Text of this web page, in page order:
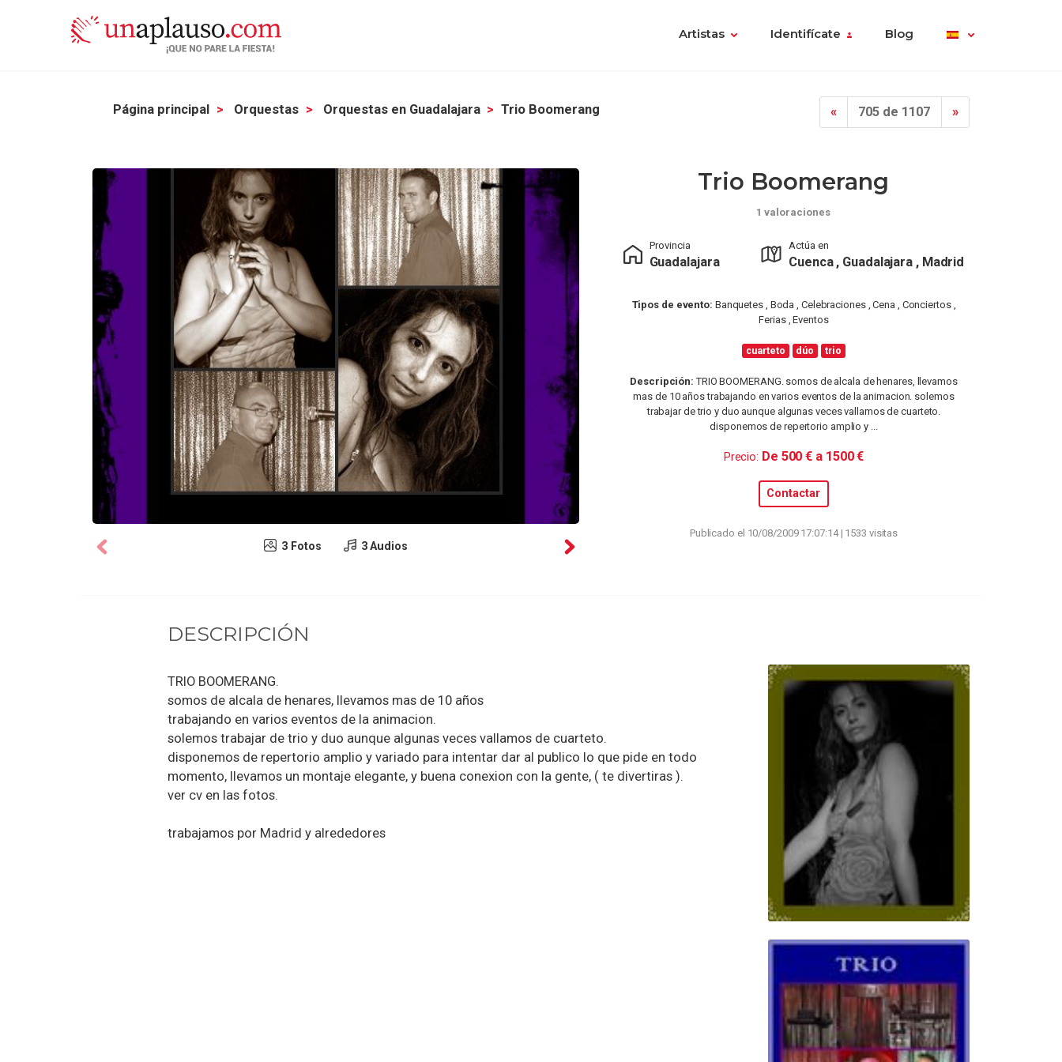
Artistas Identifícate Blog
Página principal Orquestas Orquestas en Guadalajara Trio Boomerang « 705 de 1107 »
3 Fotos 3 Audios
Trio Boomerang
1 valoraciones
Provincia
Guadalajara
Actúa en
Cuenca , Guadalajara , Madrid
Tipos de evento: Banquetes , Boda , Celebraciones , Cena , Conciertos ,
Ferias , Eventos
cuarteto dúo trio
Descripción: TRIO BOOMERANG. somos de alcala de henares, llevamos
mas de 10 años trabajando en varios eventos de la animacion. solemos
trabajar de trio y duo aunque algunas veces vallamos de cuarteto.
disponemos de repertorio amplio y ...
Precio: De 500 € a 1500 €
Contactar
Publicado el 10/08/2009 17:07:14 | 1533 visitas
DESCRIPCIÓN
TRIO BOOMERANG.
somos de alcala de henares, llevamos mas de 10 años
trabajando en varios eventos de la animacion.
solemos trabajar de trio y duo aunque algunas veces vallamos de cuarteto.
disponemos de repertorio amplio y variado para intentar dar al publico lo que pide en todo
momento, llevamos un montaje elegante, y buena conexion con la gente, ( te divertiras ).
ver cv en las fotos.
trabajamos por Madrid y alrededores